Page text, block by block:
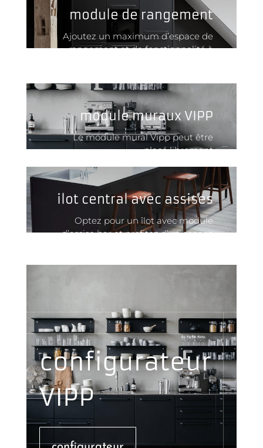
module de rangement
Ajoutez un maximum d’espace de
rangement et de fonctionnalité à
module muraux VIPP
Le module mural Vipp peut être
placé librement
ilot central avec assises
Optez pour un îlot avec module
d’assise bar et profitez d’un espace
configurateur
VIPP